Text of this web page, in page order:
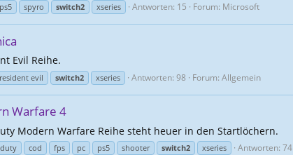
ps5 spyro switch2 xseries Antworten: 15 Forum: Microsoft
Evil Reihe.
resident evil switch2 xseries Antworten: 98 Forum: Allgemein
Warfare 4
Modern Warfare Reihe steht heuer in den Startlöchern.
cod fps pc ps5 shooter switch2 xseries Antworten: 74